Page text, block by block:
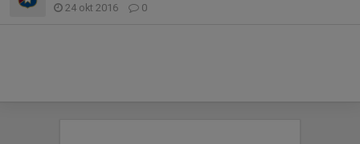
24 okt 2016 0